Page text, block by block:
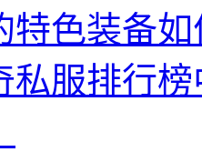
特色装备
私服排行